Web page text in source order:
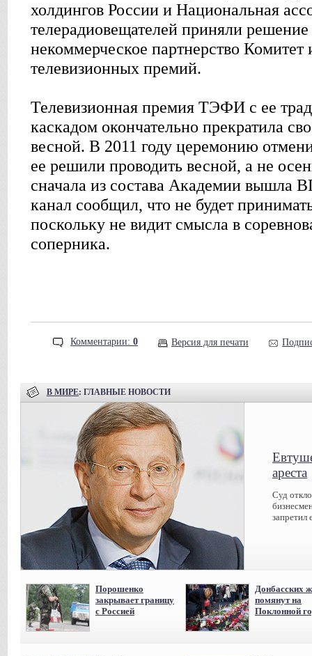
холдингов России и Национальная
телерадиовещателей приняли решение
некоммерческое партнерство Комитет
телевизионных премий.
Телевизионная премия ТЭФИ с ее
каскадом окончательно прекратила
весной. В 2011 году церемонию
ее решили проводить весной, а не
сначала из состава Академии вышла
канал сообщил, что не будет
поскольку не видит смысла в
соперника.
Комментарии: 0 Версия для печати
В МИРЕ: ГЛАВНЫЕ НОВОСТИ
ареста
Суд
запретил
Порошенко
закрывает границу
с Россией
Донбасских
помянут на
Поклонной